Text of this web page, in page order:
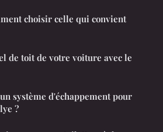
choisir celle qui convient
de toit de votre voiture avec le
système d'échappement pour
?